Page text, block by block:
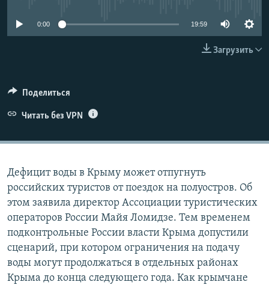
Все сайты RFE/RL
0:00 19:59
Загрузить
Поделиться
Читать без VPN
Дефицит воды в Крыму может отпугнуть
российских туристов от поездок на полуостров. Об
этом заявила директор Ассоциации туристических
операторов России Майя Ломидзе. Тем временем
подконтрольные России власти Крыма допустили
сценарий, при котором ограничения на подачу
воды могут продолжаться в отдельных районах
Крыма до конца следующего года. Как крымчане